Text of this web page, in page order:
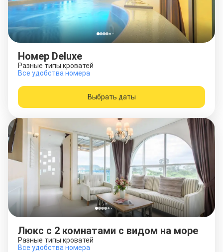
Номер Deluxe
Разные типы кроватей
Все удобства номера
Выбрать даты
Люкс с 2 комнатами с видом на море
Разные типы кроватей
Все удобства номера